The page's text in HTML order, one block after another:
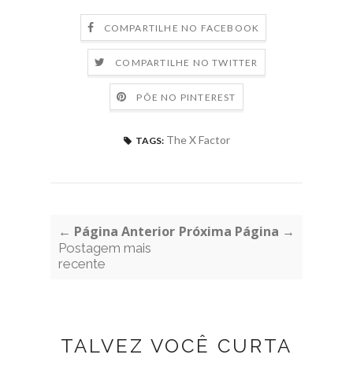
COMPARTILHE NO FACEBOOK
COMPARTILHE NO TWITTER
PÕE NO PINTEREST
TAGS: The X Factor
← Página Anterior
Postagem mais
recente
Próxima Página →
TALVEZ VOCÊ CURTA